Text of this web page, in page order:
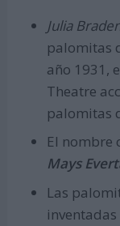
Julia
palomitas
año 1931,
Theatre
palomitas
El nombre
Mays
Las